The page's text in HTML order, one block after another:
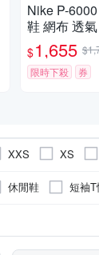
Nike P-
鞋 網布 透
休閒鞋
4312025
多款任選
$1,655
限時下殺
券
XXS XS
US3.5
US4
EU37
EU38
休閒鞋 短袖T
連帽外套
背